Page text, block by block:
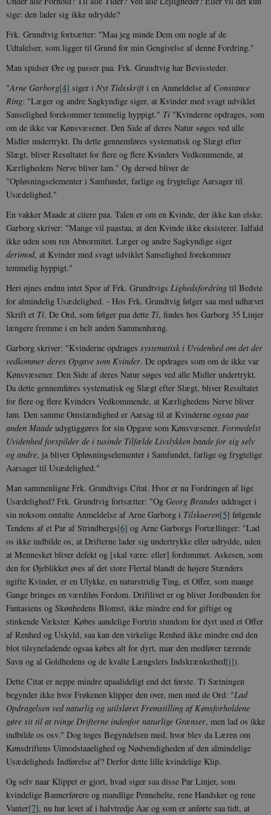
sige: den lader sig ikke udrydde?
Frk. Grundtvig fortsætter: "Maa jeg minde Dem om nogle af de
Udtalelser, som ligger til Grund for min Gengivelse af denne Fordring."
Man spidser Øre og passer paa. Frk. Grundtvig har Bevissteder.
"Arne Garborg[4] siger i Nyt Tidsskrift i en Anmeldelse af Constance
Ring: "Læger og andre Sagkyndige siger, at Kvinder med svagt udviklet
Sanselighed forekommer temmelig hyppigt." Ti "Kvinderne opdrages, som
om de ikke var Kønsvæsener. Den Side af deres Natur søges ved alle
Midler undertrykt. Da dette gennemføres systematisk og Slægt efter
Slægt, bliver Resultatet for flere og flere Kvinders Vedkommende, at
Kærlighedens Nerve bliver lam." Og derved bliver de
"Opløsningselementer i Samfundet, farlige og frygtelige Aarsager til
Usædelighed."
En vakker Maade at citere paa. Talen er om en Kvinde, der ikke kan elske.
Garborg skriver: "Mange vil paastaa, at den Kvinde ikke eksisterer. Ialfald
ikke uden som ren Abnormitet. Læger og andre Sagkyndige siger
derimod, at Kvinder med svagt udviklet Sanselighed forekommer
temmelig hyppigt."
Heri øjnes endnu intet Spor af Frk. Grundtvigs Lighedsfordring til Bedste
for almindelig Usædelighed. - Hos Frk. Grundtvig følger saa med udhævet
Skrift et Ti. De Ord, som følger paa dette Ti, findes hos Garborg 35 Linjer
længere fremme i en helt anden Sammenhæng.
Garborg skriver: "Kvinderne opdrages systematisk i Uvidenhed om det der
vedkommer deres Opgave som Kvinder. De opdrages som om de ikke var
Kønsvæsener. Den Side af deres Natur søges ved alle Midler undertrykt.
Da dette gennemføres systematisk og Slægt efter Slægt, bliver Resultatet
for flere og flere Kvinders Vedkommende, at Kærlighedens Nerve bliver
lam. Den samme Omstændighed er Aarsag til at Kvinderne ogsaa paa
anden Maade udygtiggøres for sin Opgave som Kønsvæsener. Formedelst
Uvidenhed forspilder de i tusinde Tilfælde Livslykken baade for sig selv
og andre, ja bliver Opløsningselementer i Samfundet, farlige og frygtelige
Aarsager til Usædelighed."
Man sammenligne Frk. Grundtvigs Citat. Hvor er nu Fordringen af lige
Usædelighed? Frk. Grundtvig fortsætter: "Og Georg Brandes uddrager i
sin noksom omtalte Anmeldelse af Arne Garborg i Tilskueren[5] følgende
Tendens af et Par af Strindbergs[6] og Arne Garborgs Fortællinger: "Lad
os ikke indbilde os, at Drifterne lader sig undertrykke eller udrydde, uden
at Mennesket bliver defekt og [skal være: eller] fordummet. Askesen, som
den for Øjeblikket øves af det store Flertal blandt de højere Stænders
ugifte Kvinder, er en Ulykke, en naturstridig Ting, et Offer, som mange
Gange bringes en værdiløs Fordom. Driftlivet er og bliver Jordbunden for
Fantasiens og Skønhedens Blomst, ikke mindre end for giftige og
stinkende Vækster. Købes aandelige Fortrin stundom for dyrt med et Offer
af Renhed og Uskyld, saa kan den virkelige Renhed ikke mindre end den
blot tilsyneladende ogsaa købes alt for dyrt, naar den medfører tærende
Savn og al Goldhedens og de kvalte Længslers Indskrænkethed[i]).
Dette Citat er neppe mindre upaalideligt end det første. Ti Sætningen
begynder ikke hvor Frøkenen klipper den over, men med de Ord: "Lad
Opdragelsen ved naturlig og utilsløret Fremstilling af Kønsforholdene
gøre sit til at tvinge Drifterne indenfor naturlige Grænser, men lad os ikke
indbilde os osv." Dog toges Begyndelsen med, hvor blev da Læren om
Kønsdriftens Uimodstaaelighed og Nødvendigheden af den almindelige
Usædeligheds Indførelse af? Derfor dette lille kvindelige Klip.
Og selv naar Klippet er gjort, hvad siger saa disse Par Linjer, som
kvindelige Bannerførere og mandlige Pennehelte, rene Handsker og rene
Vanter[7], nu har levet af i halvtredje Aar og som er anførte saa tidt, at